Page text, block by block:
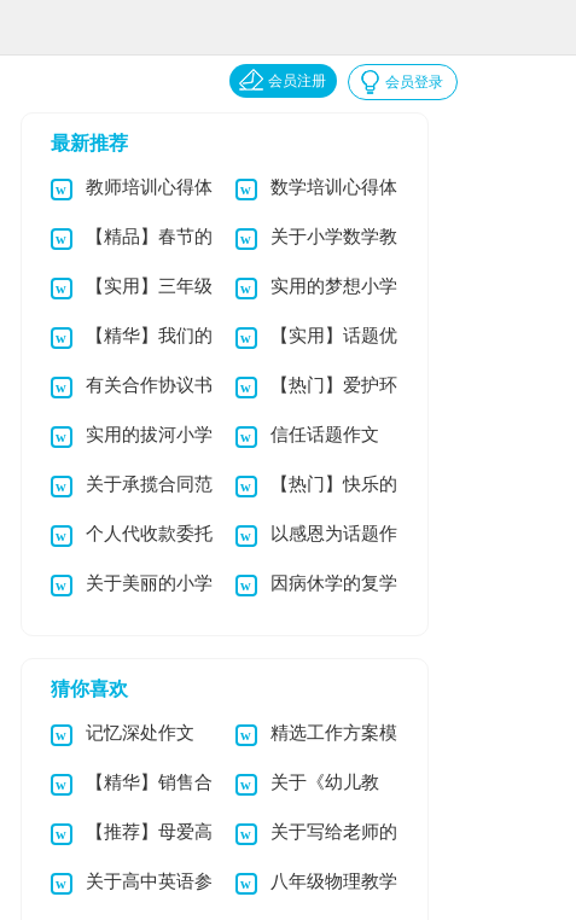
会员登录
会员注册
最新推荐
教师培训心得体
会范文 15篇
数学培训心得体
会
【精品】春节的
小学作文3篇
关于小学数学教
案范文汇编八篇
【实用】三年级
小学作文3篇
实用的梦想小学
作文三篇
【精华】我们的
故事小学作文三篇
【实用】话题优
秀作文汇编九篇
有关合作协议书
锦集7篇
【热门】爱护环
境小学作文四篇
实用的拔河小学
作文3篇
信任话题作文
关于承揽合同范
本
【热门】快乐的
中秋小学作文4篇
个人代收款委托
书
以感恩为话题作
文
关于美丽的小学 因病休学的复学
猜你喜欢
记忆深处作文 精选工作方案模
板集锦八篇
【精华】销售合
同集锦六篇
关于《幼儿教
育》心得体会范文锦
集9篇
【推荐】母爱高
中作文汇总9篇
关于写给老师的
感谢信7篇
关于高中英语参 八年级物理教学